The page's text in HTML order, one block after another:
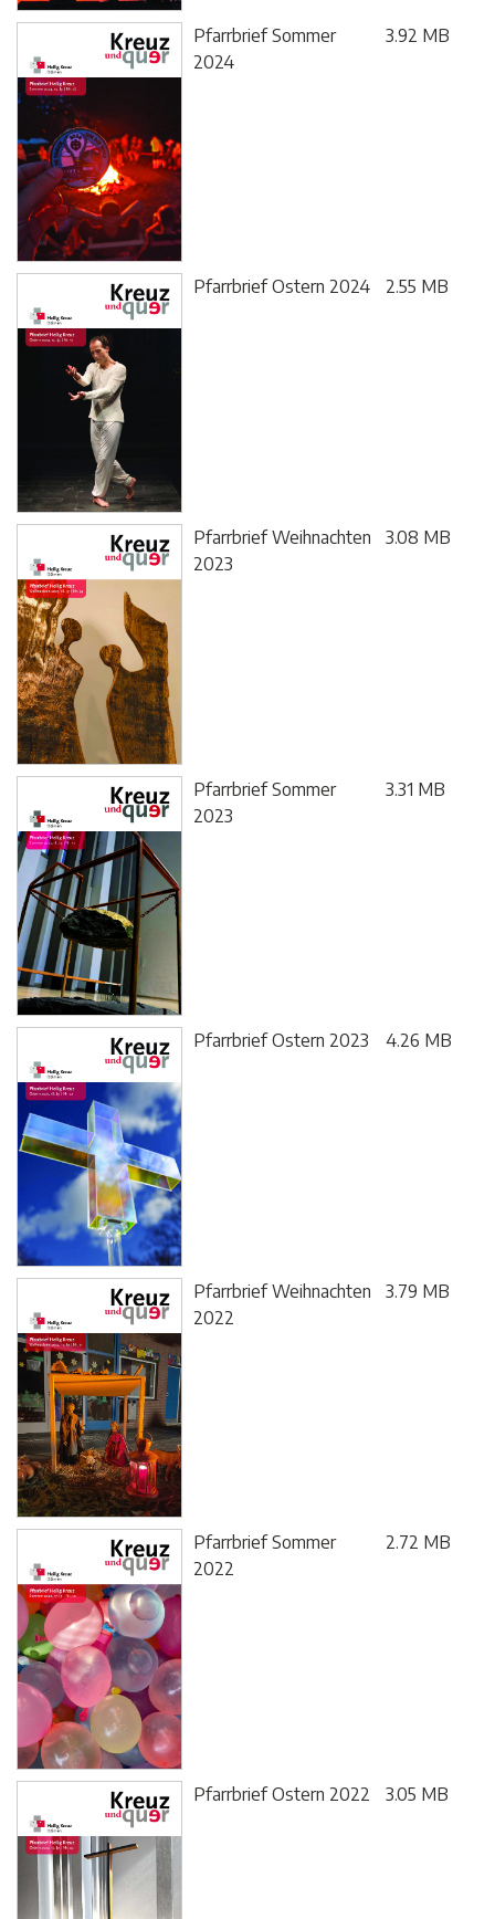
Pfarrbrief Sommer
2024
3.92 MB
Pfarrbrief Ostern 2024 2.55 MB
Pfarrbrief Weihnachten
2023
3.08 MB
Pfarrbrief Sommer
2023
3.31 MB
Pfarrbrief Ostern 2023 4.26 MB
Pfarrbrief Weihnachten
2022
3.79 MB
Pfarrbrief Sommer
2022
2.72 MB
Pfarrbrief Ostern 2022 3.05 MB